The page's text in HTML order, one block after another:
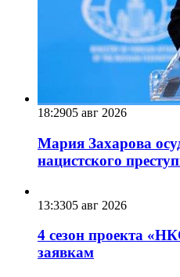
18:2905 авг 2026
Мария Захарова
нацистского
13:3305 авг 2026
4 сезон проекта
заявкам